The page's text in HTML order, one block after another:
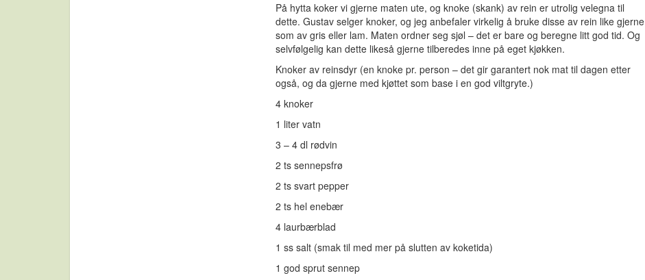
På hytta koker vi gjerne maten ute, og knoke (skank) av rein er utrolig velegna til
dette. Gustav selger knoker, og jeg anbefaler virkelig å bruke disse av rein like gjerne
som av gris eller lam. Maten ordner seg sjøl – det er bare og beregne litt god tid. Og
selvfølgelig kan dette likeså gjerne tilberedes inne på eget kjøkken.
Knoker av reinsdyr (en knoke pr. person – det gir garantert nok mat til dagen etter
også, og da gjerne med kjøttet som base i en god viltgryte.)
4 knoker
1 liter vatn
3 – 4 dl rødvin
2 ts sennepsfrø
2 ts svart pepper
2 ts hel enebær
4 laurbærblad
1 ss salt (smak til med mer på slutten av koketida)
1 god sprut sennep